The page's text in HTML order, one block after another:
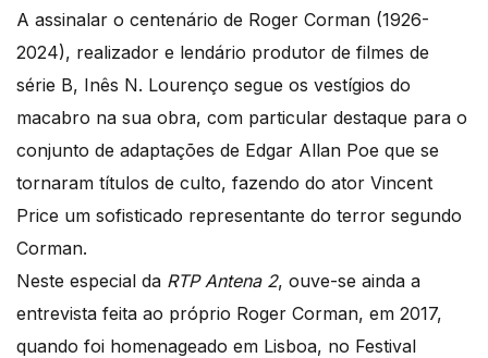
A assinalar o centenário de Roger Corman (1926-
2024), realizador e lendário produtor de filmes de
série B, Inês N. Lourenço segue os vestígios do
macabro na sua obra, com particular destaque para o
conjunto de adaptações de Edgar Allan Poe que se
tornaram títulos de culto, fazendo do ator Vincent
Price um sofisticado representante do terror segundo
Corman.
Neste especial da RTP Antena 2, ouve-se ainda a
entrevista feita ao próprio Roger Corman, em 2017,
quando foi homenageado em Lisboa, no Festival